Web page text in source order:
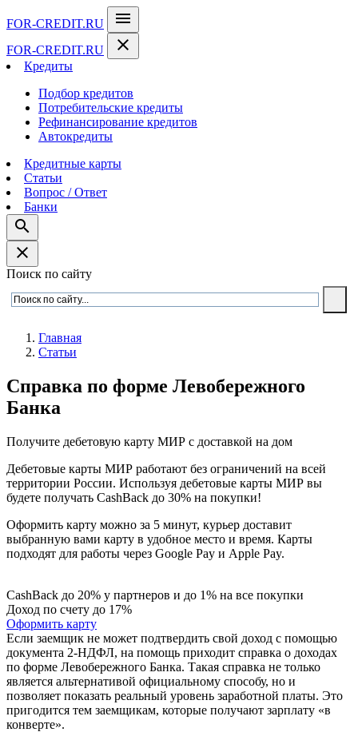
FOR-CREDIT.RU menu
FOR-CREDIT.RU close
Кредиты
Подбор кредитов
Потребительские кредиты
Рефинансирование кредитов
Автокредиты
Кредитные карты
Статьи
Вопрос / Ответ
Банки
search
close
Поиск по сайту
Главная
Статьи
Справка по форме Левобережного
Банка
Получите дебетовую карту МИР с доставкой на дом
Дебетовые карты МИР работают без ограничений на всей
территории России. Используя дебетовые карты МИР вы
будете получать CashBack до 30% на покупки!
Оформить карту можно за 5 минут, курьер доставит
выбранную вами карту в удобное место и время. Карты
подходят для работы через Google Pay и Apple Pay.
CashBack до 20% у партнеров и до 1% на все покупки
Доход по счету до 17%
Оформить карту
Если заемщик не может подтвердить свой доход с помощью
документа 2-НДФЛ, на помощь приходит справка о доходах
по форме Левобережного Банка. Такая справка не только
является альтернативой официальному способу, но и
позволяет показать реальный уровень заработной платы. Это
пригодится тем заемщикам, которые получают зарплату «в
конверте».